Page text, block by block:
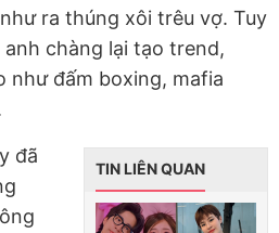
ra thúng xôi trêu vợ. Tuy
chàng lại tạo trend,
như đấm boxing, mafia
TIN LIÊN QUAN
đã